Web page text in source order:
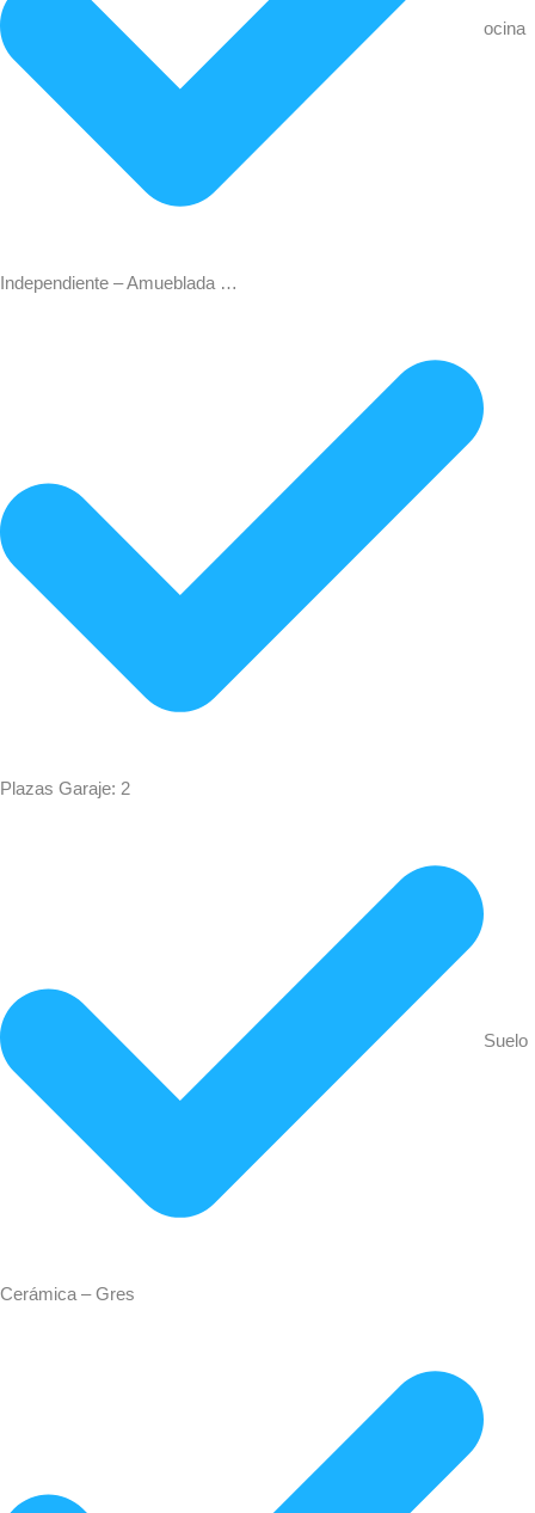
ocina
Independiente – Amueblada …
Plazas Garaje: 2
Suelo
Cerámica – Gres